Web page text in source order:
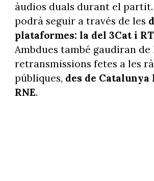
àudios duals durant el partit.
podrà seguir a través de les
plataformes: la del 3Cat i
Ambdues també gaudiran de
retransmissions fetes a les
públiques, des de Catalunya
RNE.